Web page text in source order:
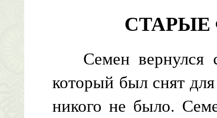
Семен вернулся
который был снят для
никого не было.